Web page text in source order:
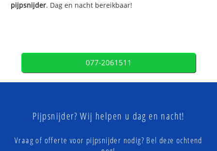
pijpsnijder. Dag en nacht bereikbaar!
077-2061511
Pijpsnijder? Wij helpen u dag en nacht!
Vraag of offerte voor pijpsnijder nodig? Bel deze ochtend